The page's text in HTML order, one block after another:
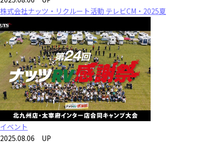
株式会社ナッツ・リクルート活動 テレビCM・2025夏
イベント
2025.08.06 UP